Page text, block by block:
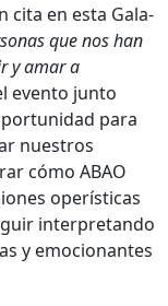
cita en esta Gala-
que nos han
y amar a
evento junto
para
nuestros
cómo ABAO
operísticas
interpretando
y emocionantes